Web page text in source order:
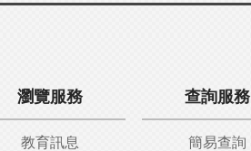
瀏覽服務
教育訊息
查詢服務
簡易查詢